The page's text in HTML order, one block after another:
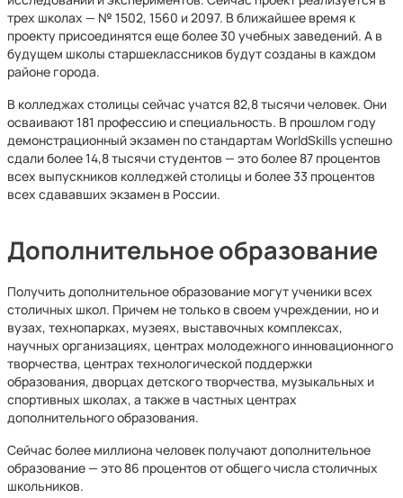
трех школах — № 1502, 1560 и 2097. В ближайшее время к
проекту присоединятся еще более 30 учебных заведений. А в
будущем школы старшеклассников будут созданы в каждом
районе города.
В колледжах столицы сейчас учатся 82,8 тысячи человек. Они
осваивают 181 профессию и специальность. В прошлом году
демонстрационный экзамен по стандартам WorldSkills успешно
сдали более 14,8 тысячи студентов — это более 87 процентов
всех выпускников колледжей столицы и более 33 процентов
всех сдававших экзамен в России.
Дополнительное образование
Получить дополнительное образование могут ученики всех
столичных школ. Причем не только в своем учреждении, но и
вузах, технопарках, музеях, выставочных комплексах,
научных организациях, центрах молодежного инновационного
творчества, центрах технологической поддержки
образования, дворцах детского творчества, музыкальных и
спортивных школах, а также в частных центрах
дополнительного образования.
Сейчас более миллиона человек получают дополнительное
образование — это 86 процентов от общего числа столичных
школьников.